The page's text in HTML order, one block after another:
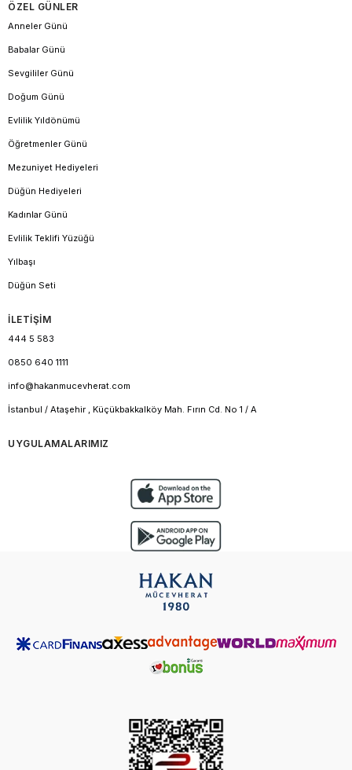
ÖZEL GÜNLER
Anneler Günü
Babalar Günü
Sevgililer Günü
Doğum Günü
Evlilik Yıldönümü
Öğretmenler Günü
Mezuniyet Hediyeleri
Düğün Hediyeleri
Kadınlar Günü
Evlilik Teklifi Yüzüğü
Yılbaşı
Düğün Seti
İLETİŞİM
444 5 583
0850 640 1111
info@hakanmucevherat.com
İstanbul / Ataşehir , Küçükbakkalköy Mah. Fırın Cd. No 1 / A
UYGULAMALARIMIZ